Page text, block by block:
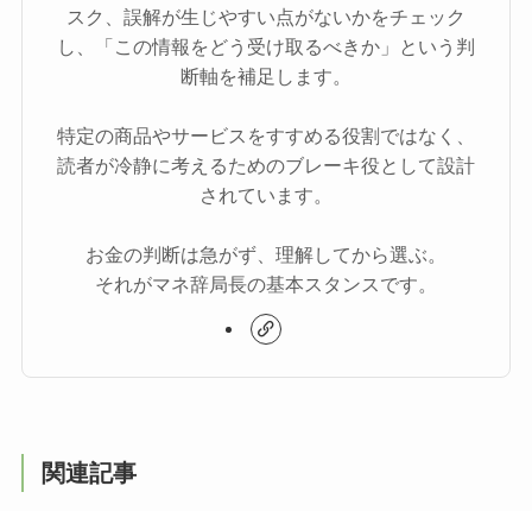
スク、誤解が生じやすい点がないかをチェック
し、「この情報をどう受け取るべきか」という判
断軸を補足します。
特定の商品やサービスをすすめる役割ではなく、
読者が冷静に考えるためのブレーキ役として設計
されています。
お金の判断は急がず、理解してから選ぶ。
それがマネ辞局長の基本スタンスです。
関連記事